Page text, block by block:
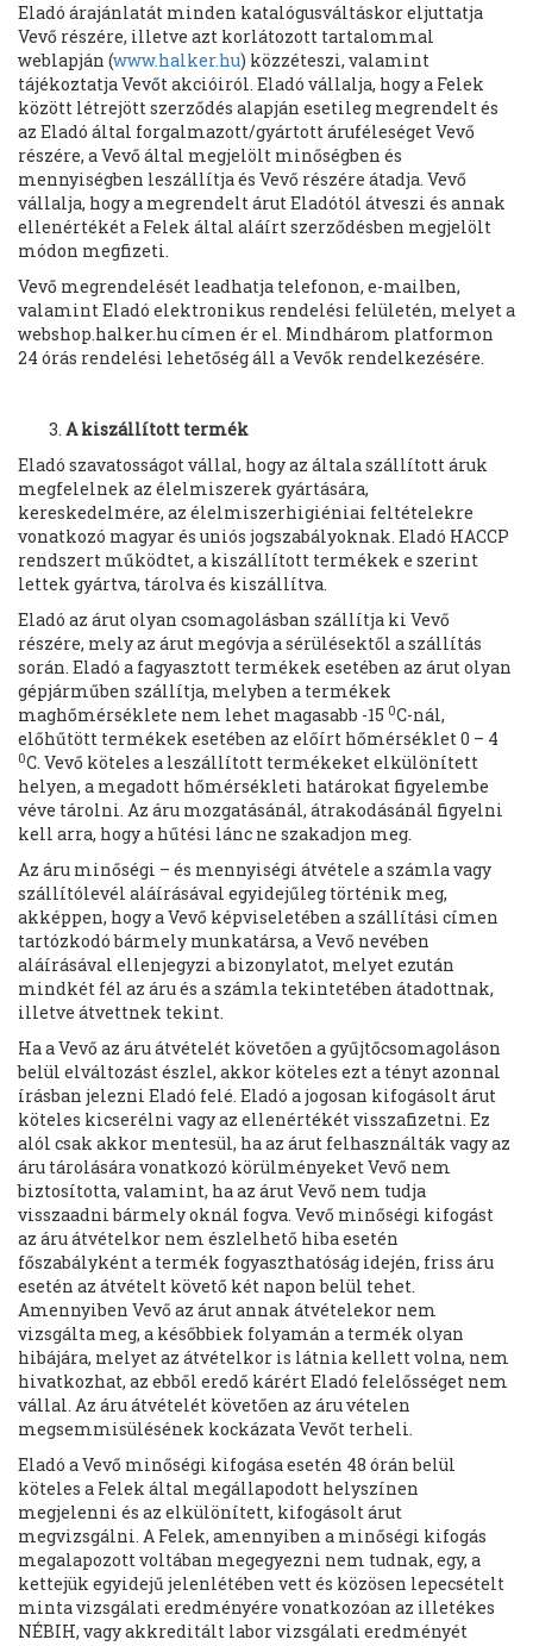
Eladó árajánlatát minden katalógusváltáskor eljuttatja
Vevő részére, illetve azt korlátozott tartalommal
weblapján (www.halker.hu) közzéteszi, valamint
tájékoztatja Vevőt akcióiról. Eladó vállalja, hogy a Felek
között létrejött szerződés alapján esetileg megrendelt és
az Eladó által forgalmazott/gyártott áruféleséget Vevő
részére, a Vevő által megjelölt minőségben és
mennyiségben leszállítja és Vevő részére átadja. Vevő
vállalja, hogy a megrendelt árut Eladótól átveszi és annak
ellenértékét a Felek által aláírt szerződésben megjelölt
módon megfizeti.
Vevő megrendelését leadhatja telefonon, e-mailben,
valamint Eladó elektronikus rendelési felületén, melyet a
webshop.halker.hu címen ér el. Mindhárom platformon
24 órás rendelési lehetőség áll a Vevők rendelkezésére.
A kiszállított termék
Eladó szavatosságot vállal, hogy az általa szállított áruk
megfelelnek az élelmiszerek gyártására,
kereskedelmére, az élelmiszerhigiéniai feltételekre
vonatkozó magyar és uniós jogszabályoknak. Eladó HACCP
rendszert működtet, a kiszállított termékek e szerint
lettek gyártva, tárolva és kiszállítva.
Eladó az árut olyan csomagolásban szállítja ki Vevő
részére, mely az árut megóvja a sérülésektől a szállítás
során. Eladó a fagyasztott termékek esetében az árut olyan
gépjárműben szállítja, melyben a termékek
maghőmérséklete nem lehet magasabb -15 0C-nál,
előhűtött termékek esetében az előírt hőmérséklet 0 – 4
0C. Vevő köteles a leszállított termékeket elkülönített
helyen, a megadott hőmérsékleti határokat figyelembe
véve tárolni. Az áru mozgatásánál, átrakodásánál figyelni
kell arra, hogy a hűtési lánc ne szakadjon meg.
Az áru minőségi – és mennyiségi átvétele a számla vagy
szállítólevél aláírásával egyidejűleg történik meg,
akképpen, hogy a Vevő képviseletében a szállítási címen
tartózkodó bármely munkatársa, a Vevő nevében
aláírásával ellenjegyzi a bizonylatot, melyet ezután
mindkét fél az áru és a számla tekintetében átadottnak,
illetve átvettnek tekint.
Ha a Vevő az áru átvételét követően a gyűjtőcsomagoláson
belül elváltozást észlel, akkor köteles ezt a tényt azonnal
írásban jelezni Eladó felé. Eladó a jogosan kifogásolt árut
köteles kicserélni vagy az ellenértékét visszafizetni. Ez
alól csak akkor mentesül, ha az árut felhasználták vagy az
áru tárolására vonatkozó körülményeket Vevő nem
biztosította, valamint, ha az árut Vevő nem tudja
visszaadni bármely oknál fogva. Vevő minőségi kifogást
az áru átvételkor nem észlelhető hiba esetén
főszabályként a termék fogyaszthatóság idején, friss áru
esetén az átvételt követő két napon belül tehet.
Amennyiben Vevő az árut annak átvételekor nem
vizsgálta meg, a későbbiek folyamán a termék olyan
hibájára, melyet az átvételkor is látnia kellett volna, nem
hivatkozhat, az ebből eredő kárért Eladó felelősséget nem
vállal. Az áru átvételét követően az áru vételen
megsemmisülésének kockázata Vevőt terheli.
Eladó a Vevő minőségi kifogása esetén 48 órán belül
köteles a Felek által megállapodott helyszínen
megjelenni és az elkülönített, kifogásolt árut
megvizsgálni. A Felek, amennyiben a minőségi kifogás
megalapozott voltában megegyezni nem tudnak, egy, a
kettejük egyidejű jelenlétében vett és közösen lepecsételt
minta vizsgálati eredményére vonatkozóan az illetékes
NÉBIH, vagy akkreditált labor vizsgálati eredményét